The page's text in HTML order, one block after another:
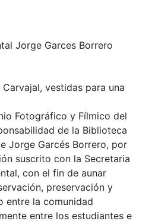
Jorge Garces Borrero
vestidas para una
Fotográfico y Fílmico del
de la Biblioteca
Jorge Garcés Borrero, por
suscrito con la Secretaria
con el fin de aunar
preservación y
entre la comunidad
entre los estudiantes e